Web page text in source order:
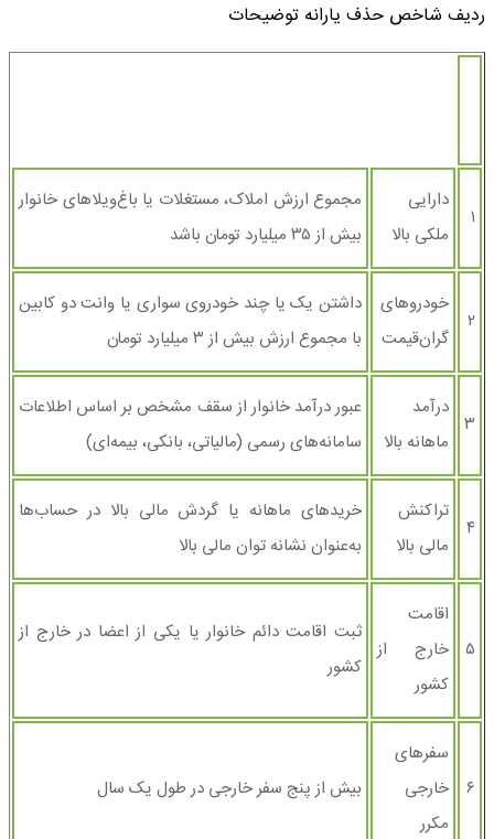
ردیف شاخص حذف یارانه توضیحات
۱
دارایی
ملکی بالا
مجموع ارزش املاک، مستغلات یا باغ‌ویلاهای خانوار
بیش از ۳۵ میلیارد تومان باشد
۲
خودروهای
گران‌قیمت
داشتن یک یا چند خودروی سواری یا وانت دو کابین
با مجموع ارزش بیش از ۳ میلیارد تومان
۳
درآمد
ماهانه بالا
عبور درآمد خانوار از سقف مشخص بر اساس اطلاعات
سامانه‌های رسمی (مالیاتی، بانکی، بیمه‌ای)
۴
تراکنش‌
مالی بالا
خریدهای ماهانه یا گردش مالی بالا در حساب‌ها
به‌عنوان نشانه توان مالی بالا
۵
اقامت
خارج از
کشور
ثبت اقامت دائم خانوار یا یکی از اعضا در خارج از
کشور
۶
سفرهای
خارجی
مکرر
بیش از پنج سفر خارجی در طول یک سال